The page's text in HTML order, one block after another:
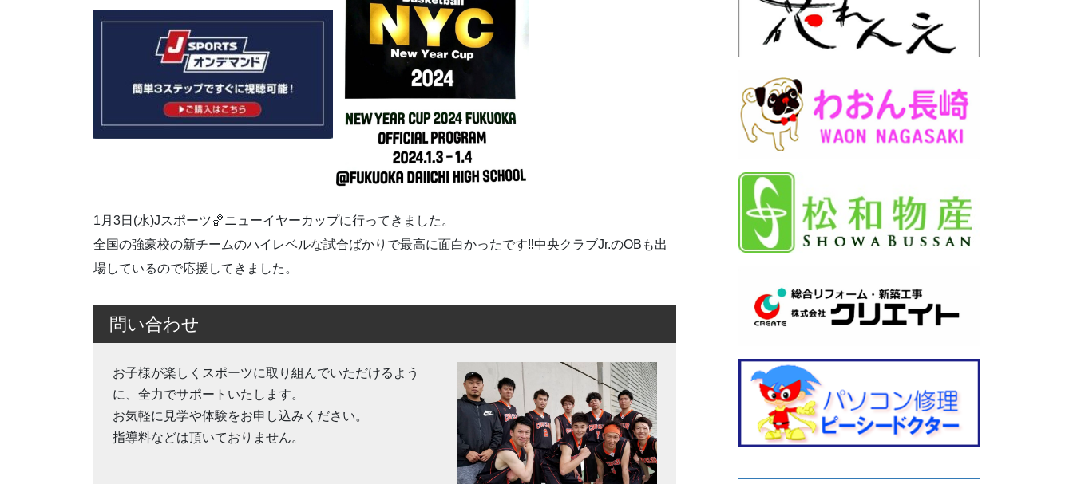
1月3日(水)Jスポーツ🏀ニューイヤーカップに行ってきました。
全国の強豪校の新チームのハイレベルな試合ばかりで最高に面白かったです‼️中央クラブJr.のOBも出
場しているので応援してきました。
問い合わせ
お子様が楽しくスポーツに取り組んでいただけるよう
に、全力でサポートいたします。
お気軽に見学や体験をお申し込みください。
指導料などは頂いておりません。